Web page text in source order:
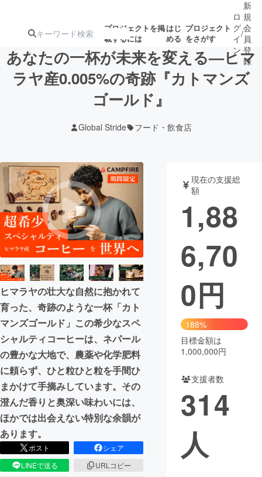
プロジェクトを掲
載するには
はじ
める
プロジェクト
をさがす
注目の新着プロ 募集終了が近いプ
テクノロジー・ガジェット
映像・映画 書籍・雑誌
ビジネス・起業 チャレンジ
まちづくり・地域活性化
CAMPFIRE for Social Good
CAMPFIRE Creation
CAMPFIREふるさと納税machi-ya コミュニティ
ロ
グ
イ
ン
/
新
規
会
員
登
録
あなたの一杯が未来を変える—ヒマ
ラヤ産0.005%の奇跡『カトマンズ
ゴールド』
Global Stride フード・飲食店
ヒマラヤの壮大な自然に抱かれて
育った、奇跡のような一杯「カト
マンズゴールド」この希少なスペ
シャルティコーヒーは、ネパール
の豊かな大地で、農薬や化学肥料
に頼らず、ひと粒ひと粒を手間ひ
まかけて手摘みしています。その
澄んだ香りと奥深い味わいには、
ほかでは出会えない特別な余韻が
あります。
ポスト
シェア
LINEで送る
URLコピー
現在の支援総
額
1,88
6,70
0円
188%
目標金額は
1,000,000円
支援者数
314
人